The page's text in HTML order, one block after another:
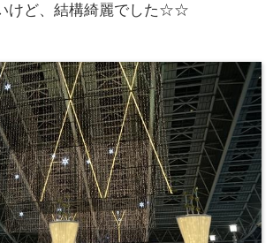
けど、結構綺麗でした☆☆